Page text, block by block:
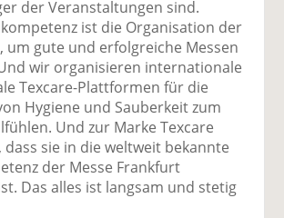
der Veranstaltungen sind.
ist die Organisation der
um gute und erfolgreiche Messen
wir organisieren internationale
Texcare-Plattformen für die
Hygiene und Sauberkeit zum
Und zur Marke Texcare
sie in die weltweit bekannte
der Messe Frankfurt
Das alles ist langsam und stetig